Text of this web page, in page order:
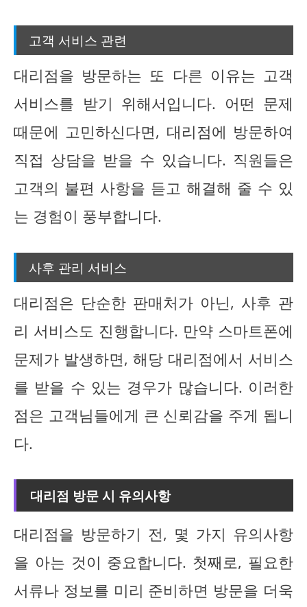
고객 서비스 관련
대리점을 방문하는 또 다른 이유는 고객
서비스를 받기 위해서입니다. 어떤 문제
때문에 고민하신다면, 대리점에 방문하여
직접 상담을 받을 수 있습니다. 직원들은
고객의 불편 사항을 듣고 해결해 줄 수 있
는 경험이 풍부합니다.
사후 관리 서비스
대리점은 단순한 판매처가 아닌, 사후 관
리 서비스도 진행합니다. 만약 스마트폰에
문제가 발생하면, 해당 대리점에서 서비스
를 받을 수 있는 경우가 많습니다. 이러한
점은 고객님들에게 큰 신뢰감을 주게 됩니
다.
대리점 방문 시 유의사항
대리점을 방문하기 전, 몇 가지 유의사항
을 아는 것이 중요합니다. 첫째로, 필요한
서류나 정보를 미리 준비하면 방문을 더욱